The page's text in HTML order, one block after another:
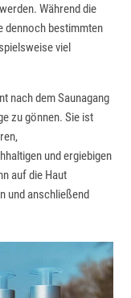
Während die
dennoch bestimmten
viel
nach dem Saunagang
zu gönnen. Sie ist
und ergiebigen
auf die Haut
und anschließend